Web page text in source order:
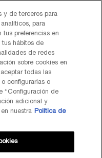
y de terceros para
para
preferencias en
tus hábitos de
de redes
sobre cookies en
todas las
configurarlas o
“Configuración de
adicional y
nuestra Política de